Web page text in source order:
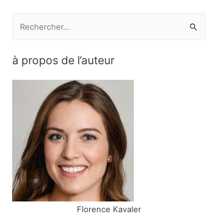
h
:
à propos de l’auteur
Florence Kavaler